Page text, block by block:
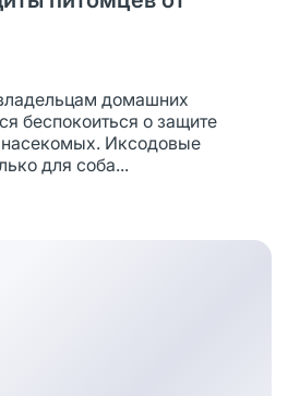
домашних
беспокоиться о защите
насекомых. Иксодовые
для соба...